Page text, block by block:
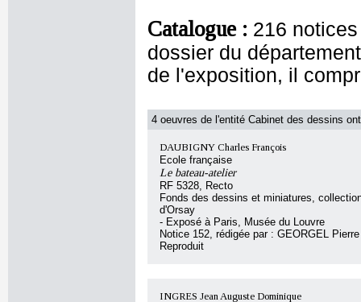
Catalogue : 216
dossier du
de l'exposition, il
4 oeuvres de l'entité Cabinet des dessins
DAUBIGNY Charles François
Ecole française
Le bateau-atelier
RF 5328, Recto
Fonds des dessins et miniatures,
d'Orsay
- Exposé à Paris, Musée du Louvre
Notice 152, rédigée par : GEORGEL Pierre
Reproduit
INGRES Jean Auguste Dominique